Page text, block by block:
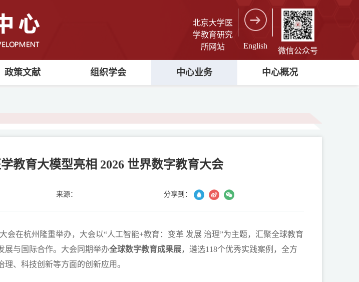
微信公众号
English
北京大学医
学教育研究
所网站
政策文献 组织学会 中心业务 中心概况
教育大模型亮相 2026 世界数字教育大会
来源： 分享到：
会在杭州隆重举办，大会以“人工智能+教育：变革 发展 治理”为主题，汇聚全球教育
展与国际合作。大会同期举办全球数字教育成果展，遴选118个优秀实践案例，全方
、科技创新等方面的创新应用。